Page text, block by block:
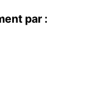
par :